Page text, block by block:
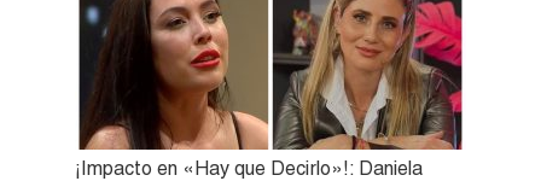
¡Impacto en «Hay que Decirlo»!: Daniela